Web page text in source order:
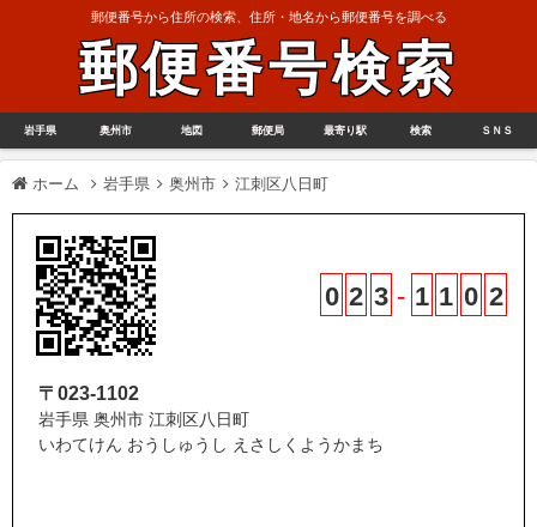
郵便番号から住所の検索、住所・地名から郵便番号を調べる
郵便番号検索
岩手県 奥州市 地図 郵便局 最寄り駅 検索 ＳＮＳ
ホーム 岩手県 奥州市 江刺区八日町
0 2 3 - 1 1 0 2
〒023-1102
岩手県 奥州市 江刺区八日町
いわてけん おうしゅうし えさしくようかまち